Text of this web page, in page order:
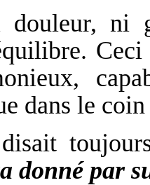
ni
dans le
donné par